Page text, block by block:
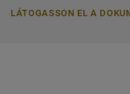
LÁTOGASSON EL A